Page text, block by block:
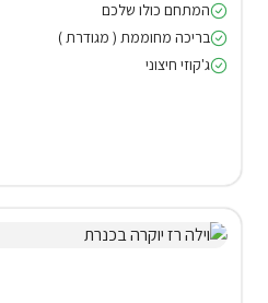
המתחם כולו שלכם
בריכה מחוממת ( מגודרת )
ג'קוזי חיצוני